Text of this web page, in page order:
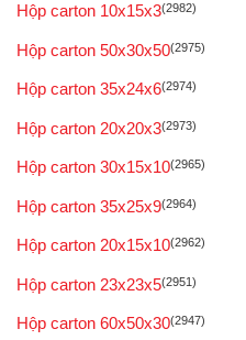
Hộp carton 10x15x3(2982)
Hộp carton 50x30x50(2975)
Hộp carton 35x24x6(2974)
Hộp carton 20x20x3(2973)
Hộp carton 30x15x10(2965)
Hộp carton 35x25x9(2964)
Hộp carton 20x15x10(2962)
Hộp carton 23x23x5(2951)
Hộp carton 60x50x30(2947)